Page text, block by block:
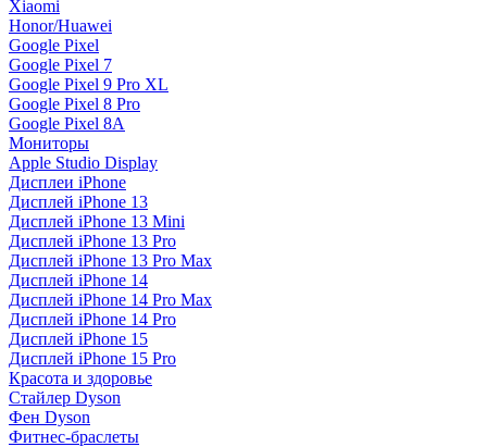
Xiaomi
Honor/Huawei
Google Pixel
Google Pixel 7
Google Pixel 9 Pro XL
Google Pixel 8 Pro
Google Pixel 8A
Мониторы
Apple Studio Display
Дисплеи iPhone
Дисплей iPhone 13
Дисплей iPhone 13 Mini
Дисплей iPhone 13 Pro
Дисплей iPhone 13 Pro Max
Дисплей iPhone 14
Дисплей iPhone 14 Pro Max
Дисплей iPhone 14 Pro
Дисплей iPhone 15
Дисплей iPhone 15 Pro
Красота и здоровье
Стайлер Dyson
Фен Dyson
Фитнес-браслеты